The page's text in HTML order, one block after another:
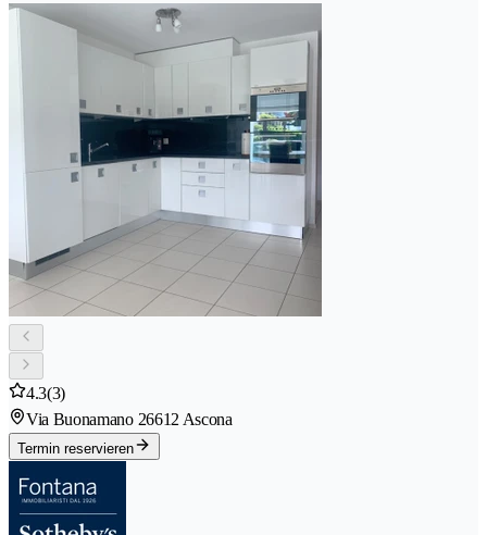
4.3(3)
Via Buonamano 26612 Ascona
Termin reservieren